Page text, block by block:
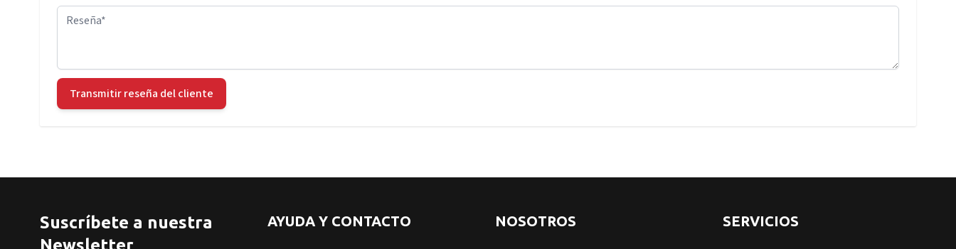
Reseña
Transmitir reseña del cliente
Suscríbete a nuestra
Newsletter
AYUDA Y CONTACTO NOSOTROS SERVICIOS